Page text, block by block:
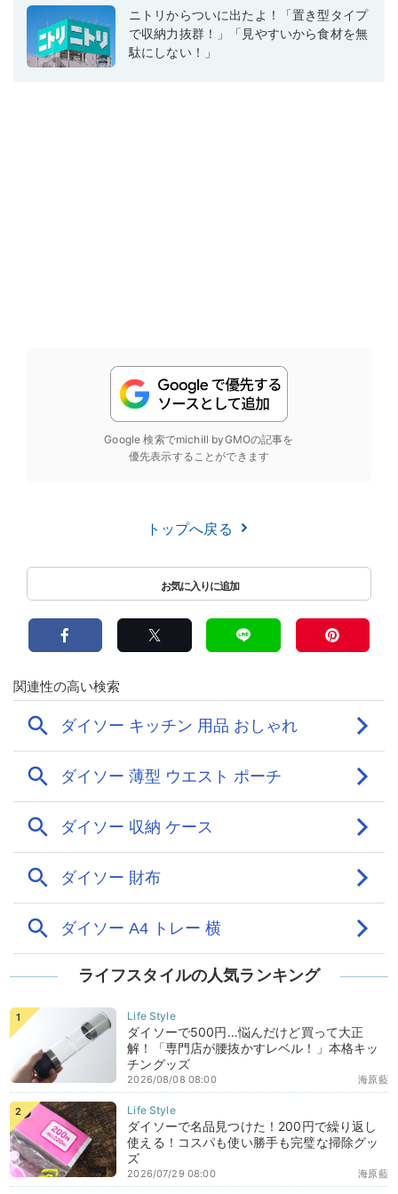
ニトリからついに出たよ！「置き型タイプ
で収納力抜群！」「見やすいから食材を無
駄にしない！」
Google 検索でmichill byGMOの記事を
優先表示することができます
トップへ戻る
ライフスタイルの人気ランキング
ダイソーで500円…悩んだけど買って大正
解！「専門店が腰抜かすレベル！」本格キッ
チングッズ
海原藍
2026/08/08 08:00
ダイソーで名品見つけた！200円で繰り返し
使える！コスパも使い勝手も完璧な掃除グッ
ズ
海原藍
2026/07/29 08:00